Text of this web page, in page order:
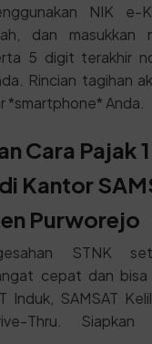
NIK e-
dan masukkan
5 digit terakhir
Rincian tagihan
*smartphone* Anda.
Cara Pajak 1
Kantor
Purworejo
STNK
cepat dan bisa
Induk, SAMSAT
Thru. Siapkan